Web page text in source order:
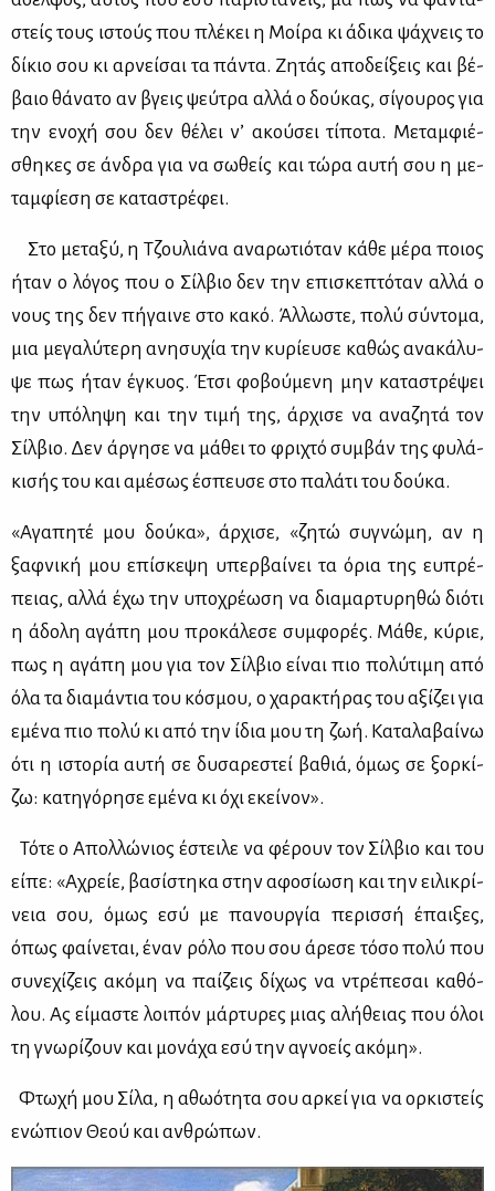
στείς τους ιστούς που πλέ­κει η Μοί­ρα κι άδι­κα ψά­χνεις το
δί­κιο σου κι αρ­νεί­σαι τα πά­ντα. Ζη­τάς απο­δεί­ξεις και βέ­
βαιο θά­να­το αν βγεις ψεύ­τρα αλ­λά ο δού­κας, σί­γου­ρος για
την ενο­χή σου δεν θέ­λει ν’ ακού­σει τί­πο­τα. Με­ταμ­φιέ­
σθη­κες σε άν­δρα για να σω­θείς και τώ­ρα αυ­τή σου η με­
ταμ­φί­ε­ση σε κα­τα­στρέ­φει.
Στο με­τα­ξύ, η Τζου­λιά­να ανα­ρω­τιό­ταν κά­θε μέ­ρα ποιος
ήταν ο λό­γος που ο Σίλ­βιο δεν την επι­σκε­πτό­ταν αλ­λά ο
νους της δεν πή­γαι­νε στο κα­κό. Άλ­λω­στε, πο­λύ σύ­ντο­μα,
μια με­γα­λύ­τε­ρη ανη­συ­χία την κυ­ρί­ευ­σε κα­θώς ανα­κά­λυ­
ψε πως ήταν έγκυος. Έτσι φο­βού­με­νη μην κα­τα­στρέ­ψει
την υπό­λη­ψη και την τι­μή της, άρ­χι­σε να ανα­ζη­τά τον
Σίλ­βιο. Δεν άρ­γη­σε να μά­θει το φρι­χτό συμ­βάν της φυ­λά­
κι­σής του και αμέ­σως έσπευ­σε στο πα­λά­τι του δού­κα.
«Αγα­πη­τέ μου δού­κα», άρ­χι­σε, «ζη­τώ συ­γνώ­μη, αν η
ξαφ­νι­κή μου επί­σκε­ψη υπερ­βαί­νει τα όρια της ευ­πρέ­
πειας, αλ­λά έχω την υπο­χρέ­ω­ση να δια­μαρ­τυ­ρη­θώ διό­τι
η άδο­λη αγά­πη μου προ­κά­λε­σε συμ­φο­ρές. Μά­θε, κύ­ριε,
πως η αγά­πη μου για τον Σίλ­βιο εί­ναι πιο πο­λύ­τι­μη από
όλα τα δια­μά­ντια του κό­σμου, ο χα­ρα­κτή­ρας του αξί­ζει για
εμέ­να πιο πο­λύ κι από την ίδια μου τη ζωή. Κα­τα­λα­βαί­νω
ότι η ιστο­ρία αυ­τή σε δυ­σα­ρε­στεί βα­θιά, όμως σε ξορ­κί­
ζω: κα­τη­γό­ρη­σε εμέ­να κι όχι εκεί­νον».
Τό­τε ο Απολ­λώ­νιος έστει­λε να φέ­ρουν τον Σίλ­βιο και του
εί­πε: «Αχρείε, βα­σί­στη­κα στην αφο­σί­ω­ση και την ει­λι­κρί­
νεια σου, όμως εσύ με πα­νουρ­γία πε­ρισ­σή έπαι­ξες,
όπως φαί­νε­ται, έναν ρό­λο που σου άρε­σε τό­σο πο­λύ που
συ­νε­χί­ζεις ακό­μη να παί­ζεις δί­χως να ντρέ­πε­σαι κα­θό­
λου. Ας εί­μα­στε λοι­πόν μάρ­τυ­ρες μιας αλή­θειας που όλοι
τη γνω­ρί­ζουν και μο­νά­χα εσύ την αγνο­είς ακό­μη».
Φτω­χή μου Σί­λα, η αθω­ό­τη­τα σου αρ­κεί για να ορ­κι­στείς
ενώ­πιον Θε­ού και αν­θρώ­πων.